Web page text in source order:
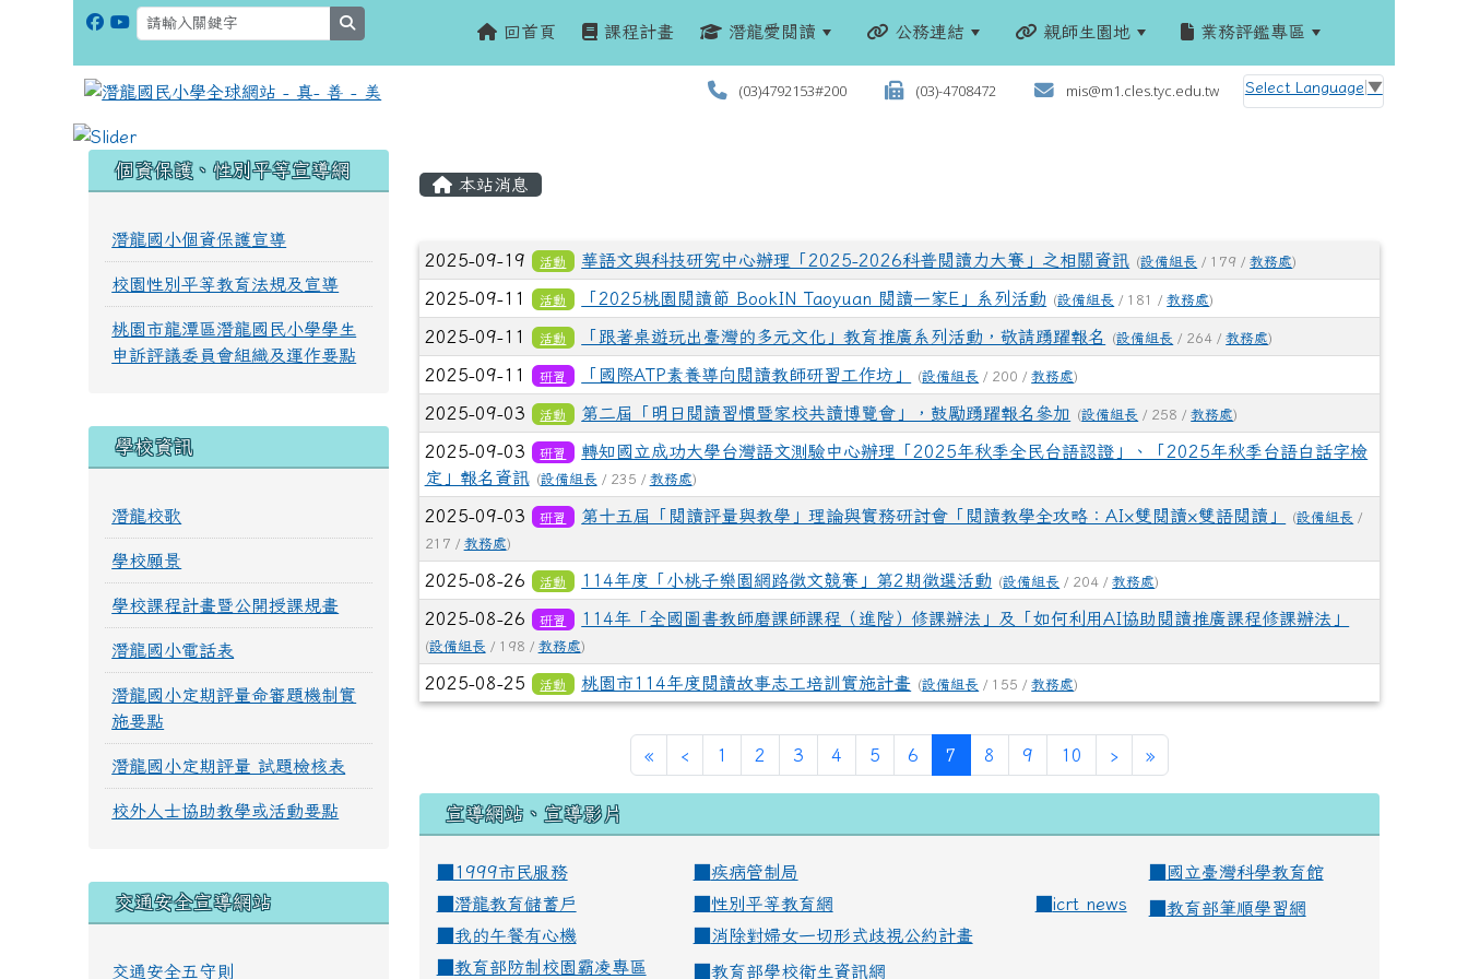
回首頁 課程計畫 潛龍愛閱讀 公務連結 親師生園地 業務評鑑專區
(03)4792153#200 (03)-4708472 mis@m1.cles.tyc.edu.tw Select Language ▼
本站消息
文章列表
2025-09-19 活動 華語文與科技研究中心辦理「2025-2026科普閱讀力大賽」之相關資訊 (設備組長 / 179 /教務處)
2025-09-11 活動 「2025桃園閱讀節 BookIN Taoyuan 閱讀一家E」系列活動 (設備組長 / 181 /教務處)
2025-09-11 活動 「跟著桌遊玩出臺灣的多元文化」教育推廣系列活動，敬請踴躍報名 (設備組長 / 264 /教務處)
2025-09-11 研習 「國際ATP素養導向閱讀教師研習工作坊」 (設備組長 / 200 /教務處)
2025-09-03 活動 第二屆「明日閱讀習慣暨家校共讀博覽會」，鼓勵踴躍報名參加 (設備組長 / 258 /教務處)
2025-09-03 研習
轉知國立成功大學台灣語文測驗中心辦理「2025年秋季全民台語認證」、「2025年秋季台語白話字檢
定」報名資訊 (設備組長 / 235 / 教務處)
2025-09-03 研習 第十五屆「閱讀評量與教學」理論與實務研討會「閱讀教學全攻略：AI×雙閱讀×雙語閱讀」 (設備組長 /
217 / 教務處)
2025-08-26 活動 114年度「小桃子樂園網路徵文競賽」第2期徵選活動 (設備組長 / 204 /教務處)
2025-08-26 研習 114年「全國圖書教師磨課師課程（進階）修課辦法」及「如何利用AI協助閱讀推廣課程修課辦法」
(設備組長 / 198 / 教務處)
2025-08-25 活動 桃園市114年度閱讀故事志工培訓實施計畫 (設備組長 / 155 /教務處)
« ‹ 1 2 3 4 5 6 7 (current)
8 9 10 › »
宣導網站、宣導影片
■1999市民服務 疾病管制局
國立臺灣科學教育館
潛龍教育儲蓄戶 性別平等教育網 icrt news
教育部筆順學習網
我的午餐有心機
消除對婦女一切形式歧視公約計畫
教育部防制校園霸凌專區
教育部學校衛生資訊網
個資保護、性別平等宣導網
潛龍國小個資保護宣導
校園性別平等教育法規及宣導
桃園市龍潭區潛龍國民小學學生
申訴評議委員會組織及運作要點
學校資訊
潛龍校歌
學校願景
學校課程計畫暨公開授課規畫
潛龍國小電話表
潛龍國小定期評量命審題機制實
施要點
潛龍國小定期評量 試題檢核表
校外人士協助教學或活動要點
交通安全宣導網站
交通安全五守則